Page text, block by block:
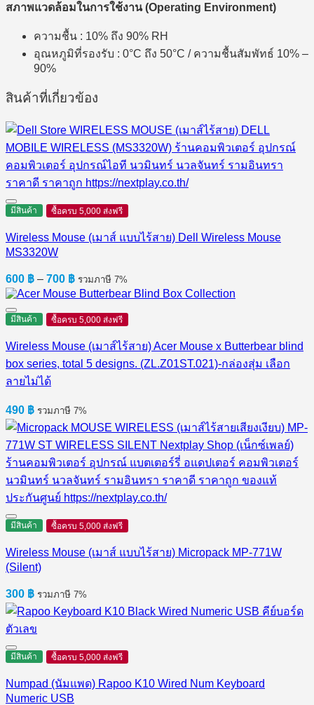
สภาพแวดล้อมในการใช้งาน (Operating Environment)
ความชื้น : 10% ถึง 90% RH
อุณหภูมิที่รองรับ : 0°C ถึง 50°C / ความชื้นสัมพัทธ์ 10% –
90%
สินค้าที่เกี่ยวข้อง
มีสินค้า ซื้อครบ 5,000 ส่งฟรี
Wireless Mouse (เมาส์ แบบไร้สาย) Dell Wireless Mouse
MS3320W
600 ฿ – 700 ฿Price
range:
through
รวมภาษี 7%
มีสินค้า ซื้อครบ 5,000 ส่งฟรี
Wireless Mouse (เมาส์ไร้สาย) Acer Mouse x Butterbear blind
box series, total 5 designs. (ZL.Z01ST.021)-กล่องสุ่ม เลือก
ลายไม่ได้
490 ฿ รวมภาษี 7%
มีสินค้า ซื้อครบ 5,000 ส่งฟรี
Wireless Mouse (เมาส์ แบบไร้สาย) Micropack MP-771W
(Silent)
300 ฿ รวมภาษี 7%
มีสินค้า ซื้อครบ 5,000 ส่งฟรี
Numpad (นัมแพด) Rapoo K10 Wired Num Keyboard
Numeric USB